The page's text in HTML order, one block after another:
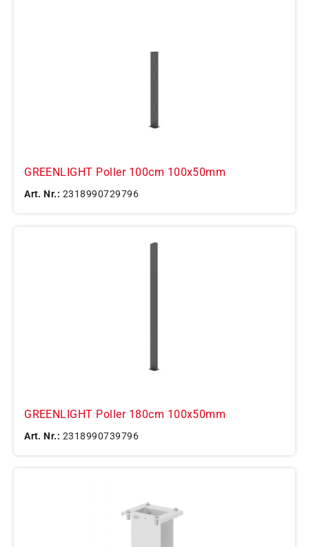
GREENLIGHT Poller 100cm 100x50mm
Art. Nr.: 2318990729796
GREENLIGHT Poller 180cm 100x50mm
Art. Nr.: 2318990739796